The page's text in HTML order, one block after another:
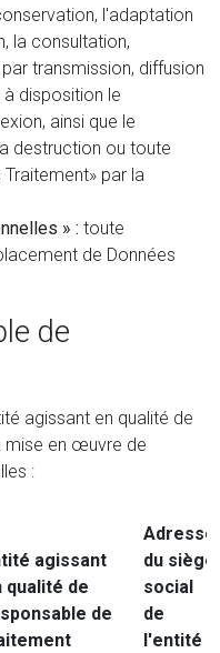
l'adaptation
la consultation,
transmission, diffusion
disposition le
ainsi que le
destruction ou toute
par la
» : toute
de Données
de
agissant en qualité de
mise en œuvre de
:
agissant
qualité de
de
Adresse
du siège
social
de
l'entité